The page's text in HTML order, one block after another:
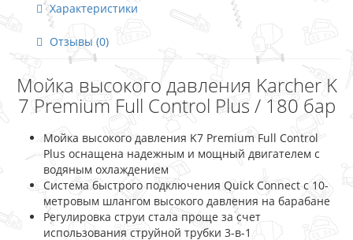
Характеристики
Отзывы (0)
Мойка высокого давления Karcher K
7 Premium Full Control Plus / 180 бар
Мойка высокого давления K7 Premium Full Control
Plus оснащена надежным и мощный двигателем с
водяным охлаждением
Система быстрого подключения Quick Connect с 10-
метровым шлангом высокого давления на барабане
Регулировка струи стала проще за счет
использования струйной трубки 3-в-1